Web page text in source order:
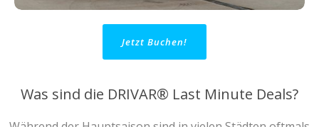
Jetzt Buchen!
Was sind die DRIVAR® Last Minute Deals?